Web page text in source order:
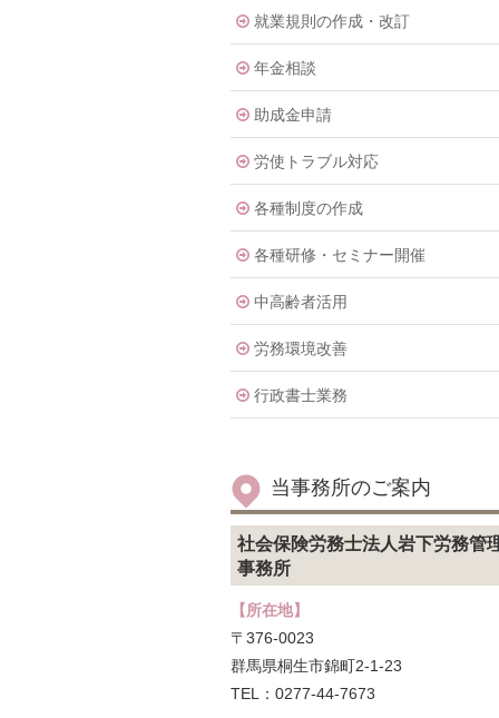
就業規則の作成・改訂
年金相談
助成金申請
労使トラブル対応
各種制度の作成
各種研修・セミナー開催
中高齢者活用
労務環境改善
行政書士業務
当事務所のご案内
社会保険労務士法人岩下労務管
事務所
【所在地】
〒376-0023
群馬県桐生市錦町2-1-23
TEL：0277-44-7673